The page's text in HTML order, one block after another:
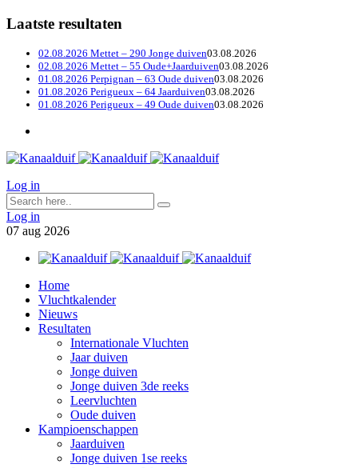
Laatste resultaten
02.08.2026 Mettet – 290 Jonge duiven03.08.2026
02.08.2026 Mettet – 55 Oude+Jaarduiven03.08.2026
01.08.2026 Perpignan – 63 Oude duiven03.08.2026
01.08.2026 Perigueux – 64 Jaarduiven03.08.2026
01.08.2026 Perigueux – 49 Oude duiven03.08.2026
Log in
Log in
07 aug 2026
Home
Vluchtkalender
Nieuws
Resultaten
Internationale Vluchten
Jaar duiven
Jonge duiven
Jonge duiven 3de reeks
Leervluchten
Oude duiven
Kampioenschappen
Jaarduiven
Jonge duiven 1se reeks